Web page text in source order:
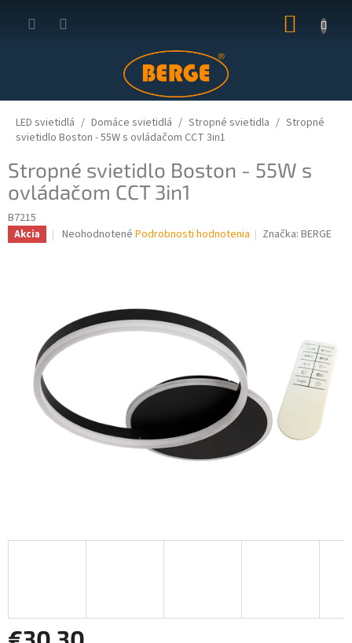
KOŠÍK
LED svietidlá Domáce svietidlá Stropné svietidla
Stropné
svietidlo Boston - 55W s ovládačom CCT 3in1
Stropné svietidlo Boston - 55W s
ovládačom CCT 3in1
B7215
Akcia
Priemerné
5
hviezdičiek.
Neohodnotené Podrobnosti hodnotenia Značka:BERGE